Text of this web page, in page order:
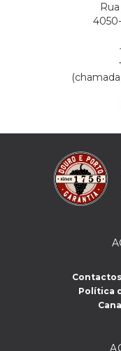
Política